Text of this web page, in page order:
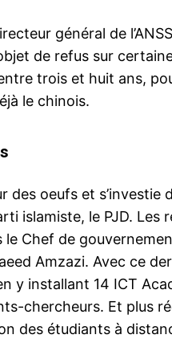
MAINTENANT
à fournir
puces et des
Technologies,
parole de la
que leurs
au plus bas,
Maison
l’armée
25 June
In "USA"
général de
de refus sur
trois et huit ans,
le chinois.
oeufs et s’investie
islamiste, le PJD. Les
Chef de
Amzazi. Avec ce
y installant 14 ICT
chercheurs. Et plus
des étudiants à